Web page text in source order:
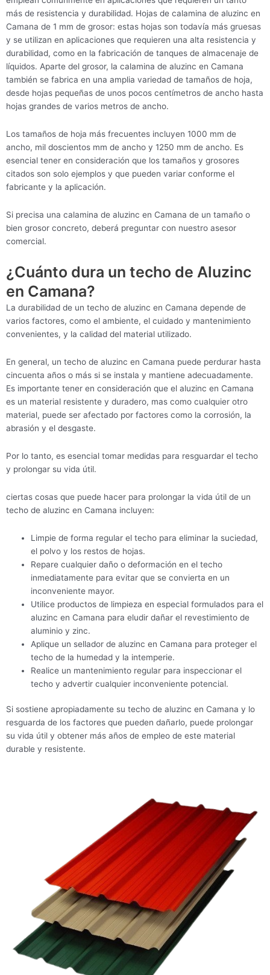
más de resistencia y durabilidad. Hojas de calamina de aluzinc en
Camana de 1 mm de grosor: estas hojas son todavía más gruesas
y se utilizan en aplicaciones que requieren una alta resistencia y
durabilidad, como en la fabricación de tanques de almacenaje de
líquidos. Aparte del grosor, la calamina de aluzinc en Camana
también se fabrica en una amplia variedad de tamaños de hoja,
desde hojas pequeñas de unos pocos centímetros de ancho hasta
hojas grandes de varios metros de ancho.
Los tamaños de hoja más frecuentes incluyen 1000 mm de
ancho, mil doscientos mm de ancho y 1250 mm de ancho. Es
esencial tener en consideración que los tamaños y grosores
citados son solo ejemplos y que pueden variar conforme el
fabricante y la aplicación.
Si precisa una calamina de aluzinc en Camana de un tamaño o
bien grosor concreto, deberá preguntar con nuestro asesor
comercial.
¿Cuánto dura un techo de Aluzinc
en Camana?
La durabilidad de un techo de aluzinc en Camana depende de
varios factores, como el ambiente, el cuidado y mantenimiento
convenientes, y la calidad del material utilizado.
En general, un techo de aluzinc en Camana puede perdurar hasta
cincuenta años o más si se instala y mantiene adecuadamente.
Es importante tener en consideración que el aluzinc en Camana
es un material resistente y duradero, mas como cualquier otro
material, puede ser afectado por factores como la corrosión, la
abrasión y el desgaste.
Por lo tanto, es esencial tomar medidas para resguardar el techo
y prolongar su vida útil.
ciertas cosas que puede hacer para prolongar la vida útil de un
techo de aluzinc en Camana incluyen:
Limpie de forma regular el techo para eliminar la suciedad,
el polvo y los restos de hojas.
Repare cualquier daño o deformación en el techo
inmediatamente para evitar que se convierta en un
inconveniente mayor.
Utilice productos de limpieza en especial formulados para el
aluzinc en Camana para eludir dañar el revestimiento de
aluminio y zinc.
Aplique un sellador de aluzinc en Camana para proteger el
techo de la humedad y la intemperie.
Realice un mantenimiento regular para inspeccionar el
techo y advertir cualquier inconveniente potencial.
Si sostiene apropiadamente su techo de aluzinc en Camana y lo
resguarda de los factores que pueden dañarlo, puede prolongar
su vida útil y obtener más años de empleo de este material
durable y resistente.